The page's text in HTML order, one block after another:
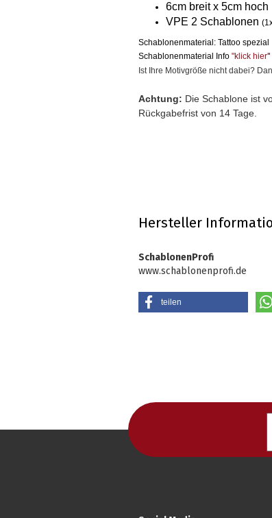
6cm breit x 5cm hoch
VPE 2 Schablonen
Schablonenmaterial: Tattoo spezial
Schablonenmaterial Info "klick hier"
Ist Ihre Motivgröße nicht dabei?
Achtung: Die Schablone ist
Rückgabefrist von 14 Tage.
Hersteller
SchablonenProfi
www.schablonenprofi.de
teilen